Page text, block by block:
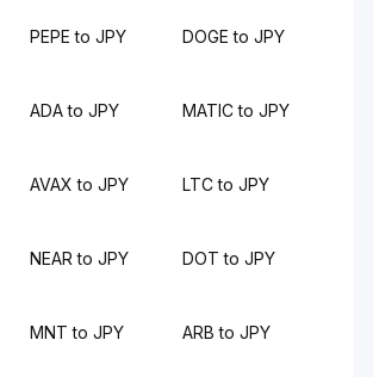
PEPE to JPY DOGE to JPY
ADA to JPY MATIC to JPY
AVAX to JPY LTC to JPY
NEAR to JPY DOT to JPY
MNT to JPY ARB to JPY